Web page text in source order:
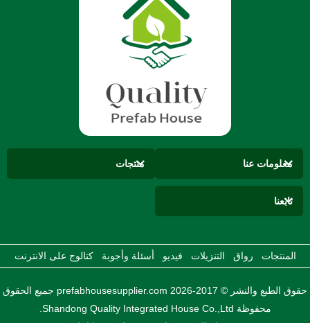
معلومات عنا منتجات
تابعنا
المنتجات رواق التنزيلات فيديو أسئلة وأجوبة كتالوج على الانترنت
حقوق الطبع والنشر © 2017-2026 prefabhousesupplier.com جميع الحقوق
محفوظة Shandong Quality Integrated House Co.,Ltd.